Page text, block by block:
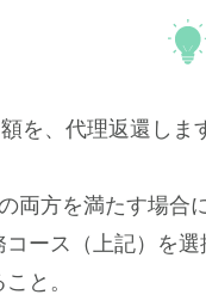
を、代理返還しま
方を満たす場合に
ース（上記）を選
と。